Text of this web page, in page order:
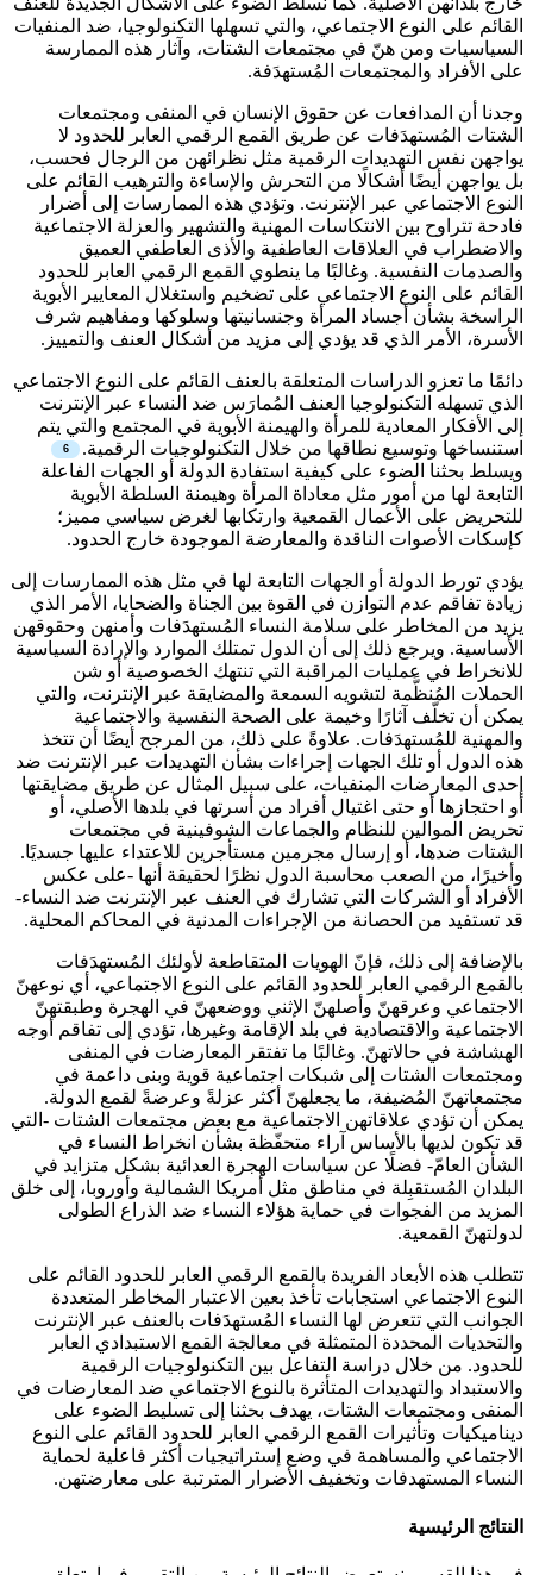
القائم على النوع الاجتماعي، والتي تسهلها التكنولوجيا، ضد المنفيات
السياسيات ومن هنّ في مجتمعات الشتات، وآثار هذه الممارسة
على الأفراد والمجتمعات المُستهدَفة.
وجدنا أن المدافعات عن حقوق الإنسان في المنفى ومجتمعات
الشتات المُستهدَفات عن طريق القمع الرقمي العابر للحدود لا
يواجهن نفس التهديدات الرقمية مثل نظرائهن من الرجال فحسب،
بل يواجهن أيضًا أشكالًا من التحرش والإساءة والترهيب القائم على
النوع الاجتماعي عبر الإنترنت. وتؤدي هذه الممارسات إلى أضرار
فادحة تتراوح بين الانتكاسات المهنية والتشهير والعزلة الاجتماعية
والاضطراب في العلاقات العاطفية والأذى العاطفي العميق
والصدمات النفسية. وغالبًا ما ينطوي القمع الرقمي العابر للحدود
القائم على النوع الاجتماعي على تضخيم واستغلال المعايير الأبوية
الراسخة بشأن أجساد المرأة وجنسانيتها وسلوكها ومفاهيم شرف
الأسرة، الأمر الذي قد يؤدي إلى مزيد من أشكال العنف والتمييز.
دائمًا ما تعزو الدراسات المتعلقة بالعنف القائم على النوع الاجتماعي
الذي تسهله التكنولوجيا العنف المُمارَس ضد النساء عبر الإنترنت
إلى الأفكار المعادية للمرأة والهيمنة الأبوية في المجتمع والتي يتم
استنساخها وتوسيع نطاقها من خلال التكنولوجيات الرقمية.
ويسلط بحثنا الضوء على كيفية استفادة الدولة أو الجهات الفاعلة
التابعة لها من أمور مثل معاداة المرأة وهيمنة السلطة الأبوية
للتحريض على الأعمال القمعية وارتكابها لغرض سياسي مميز؛
كإسكات الأصوات الناقدة والمعارضة الموجودة خارج الحدود.
يؤدي تورط الدولة أو الجهات التابعة لها في مثل هذه الممارسات إلى
زيادة تفاقم عدم التوازن في القوة بين الجناة والضحايا، الأمر الذي
يزيد من المخاطر على سلامة النساء المُستهدَفات وأمنهن وحقوقهن
الأساسية. ويرجع ذلك إلى أن الدول تمتلك الموارد والإرادة السياسية
للانخراط في عمليات المراقبة التي تنتهك الخصوصية أو شن
الحملات المُنظَّمة لتشويه السمعة والمضايقة عبر الإنترنت، والتي
يمكن أن تخلّف آثارًا وخيمة على الصحة النفسية والاجتماعية
والمهنية للمُستهدَفات. علاوةً على ذلك، من المرجح أيضًا أن تتخذ
هذه الدول أو تلك الجهات إجراءات بشأن التهديدات عبر الإنترنت ضد
إحدى المعارضات المنفيات، على سبيل المثال عن طريق مضايقتها
أو احتجازها أو حتى اغتيال أفراد من أسرتها في بلدها الأصلي، أو
تحريض الموالين للنظام والجماعات الشوفينية في مجتمعات
الشتات ضدها، أو إرسال مجرمين مستأجرين للاعتداء عليها جسديًا.
وأخيرًا، من الصعب محاسبة الدول نظرًا لحقيقة أنها -على عكس
الأفراد أو الشركات التي تشارك في العنف عبر الإنترنت ضد النساء-
قد تستفيد من الحصانة من الإجراءات المدنية في المحاكم المحلية.
بالإضافة إلى ذلك، فإنّ الهويات المتقاطعة لأولئك المُستهدَفات
بالقمع الرقمي العابر للحدود القائم على النوع الاجتماعي، أي نوعهنّ
الاجتماعي وعرقهنّ وأصلهنّ الإثني ووضعهنّ في الهجرة وطبقتهنّ
الاجتماعية والاقتصادية في بلد الإقامة وغيرها، تؤدي إلى تفاقم أوجه
الهشاشة في حالاتهنّ. وغالبًا ما تفتقر المعارضات في المنفى
ومجتمعات الشتات إلى شبكات اجتماعية قوية وبنى داعمة في
مجتمعاتهنّ المُضيفة، ما يجعلهنّ أكثر عزلةً وعرضةً لقمع الدولة.
يمكن أن تؤدي علاقاتهن الاجتماعية مع بعض مجتمعات الشتات -التي
قد تكون لديها بالأساس آراء متحفّظة بشأن انخراط النساء في
الشأن العامّ- فضلًا عن سياسات الهجرة العدائية بشكل متزايد في
البلدان المُستقبِلة في مناطق مثل أمريكا الشمالية وأوروبا، إلى خلق
المزيد من الفجوات في حماية هؤلاء النساء ضد الذراع الطولى
لدولتهنّ القمعية.
تتطلب هذه الأبعاد الفريدة بالقمع الرقمي العابر للحدود القائم على
النوع الاجتماعي استجابات تأخذ بعين الاعتبار المخاطر المتعددة
الجوانب التي تتعرض لها النساء المُستهدَفات بالعنف عبر الإنترنت
والتحديات المحددة المتمثلة في معالجة القمع الاستبدادي العابر
للحدود. من خلال دراسة التفاعل بين التكنولوجيات الرقمية
والاستبداد والتهديدات المتأثرة بالنوع الاجتماعي ضد المعارضات في
المنفى ومجتمعات الشتات، يهدف بحثنا إلى تسليط الضوء على
ديناميكيات وتأثيرات القمع الرقمي العابر للحدود القائم على النوع
الاجتماعي والمساهمة في وضع إستراتيجيات أكثر فاعلية لحماية
النساء المستهدفات وتخفيف الأضرار المترتبة على معارضتهن.
النتائج الرئيسية